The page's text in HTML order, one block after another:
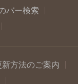
バー検索
新方法のご案内